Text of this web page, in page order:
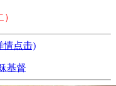
情点击)
基督